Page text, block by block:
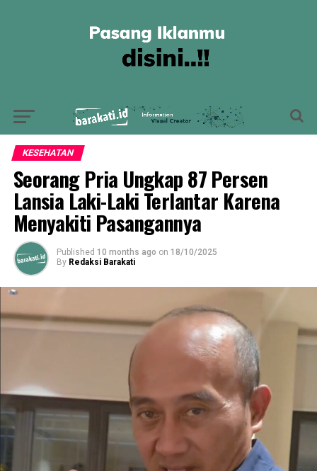
KESEHATAN
Seorang Pria Ungkap 87 Persen
Lansia Laki-Laki Terlantar Karena
Menyakiti Pasangannya
Published 10 months ago on 18/10/2025
By Redaksi Barakati